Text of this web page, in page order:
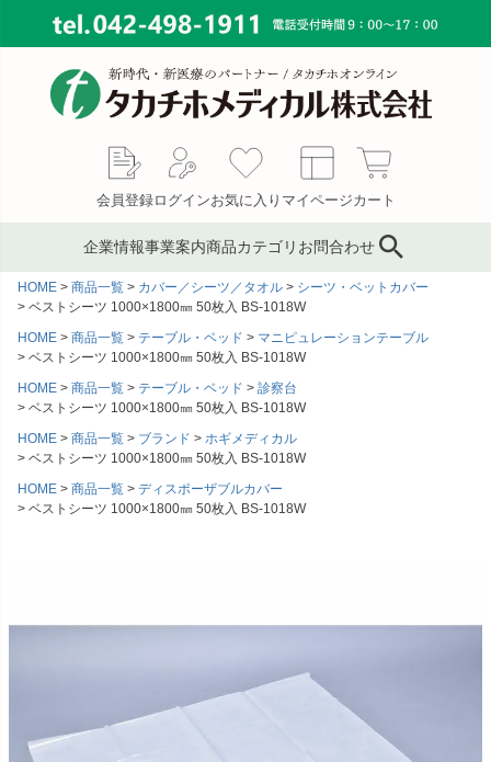
会員登録ログインお気に入り マイページカート
企業情報
会社概要
MAP
代表あいさつ
採用情報
事業案内
サプライ事業
コンサルティング
メディカルインテリア
商品カテゴリ
ブランド 鍼灸鍼・鍼用品
ピンセット／ハサミ・ギ
ブス剪刀
もぐさ・温灸用品／電子
温灸器
サージカルテープ テーピングテープ
サポーター
キャスト材・スプリント
消毒用品
防護具
検査器具
お問合わせ
HOME 商品一覧 カバー／シーツ／タオル
シーツ・ベットカバー
ベストシーツ 1000×1800㎜ 50枚入 BS-1018W
HOME
商品一覧 テーブル・ベッド
マニピュレーションテーブル
ベストシーツ 1000×1800㎜ 50枚入 BS-1018W
HOME
商品一覧 テーブル・ベッド
診察台
ベストシーツ 1000×1800㎜ 50枚入 BS-1018W
HOME
商品一覧 ブランド
ホギメディカル
ベストシーツ 1000×1800㎜ 50枚入 BS-1018W
HOME
商品一覧
ディスポーザブルカバー
ベストシーツ 1000×1800㎜ 50枚入 BS-1018W